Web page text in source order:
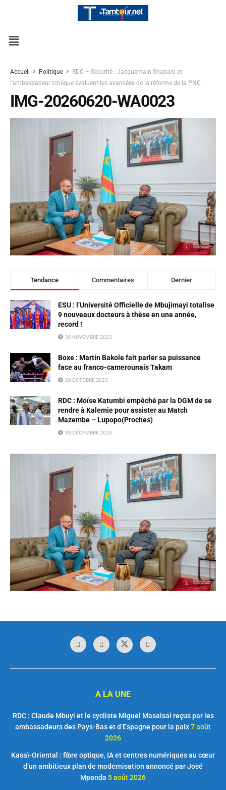
Accueil Politique
RDC – Sécurité : Jacquemain Shabani et
l’ambassadeur tchèque évaluent les avancées de la réforme de la PNC
IMG-20260620-WA0023
Tendance Commentaires Dernier
ESU : l’Université Officielle de Mbujimayi totalise
9 nouveaux docteurs à thèse en une année,
record !
30 NOVEMBRE 2023
Boxe : Martin Bakole fait parler sa puissance
face au franco-camerounais Takam
28 OCTOBRE 2023
RDC : Moïse Katumbi empêché par la DGM de se
rendre à Kalemie pour assister au Match
Mazembe – Lupopo(Proches)
30 DÉCEMBRE 2023
A LA UNE
RDC : Claude Mbuyi et le cycliste Miguel Masaisai reçus par les
ambassadeurs des Pays-Bas et d’Espagne pour la paix7 août
2026
Kasaï-Oriental : fibre optique, IA et centres numériques au cœur
d’un ambitieux plan de modernisation annoncé par José
Mpanda 5 août 2026